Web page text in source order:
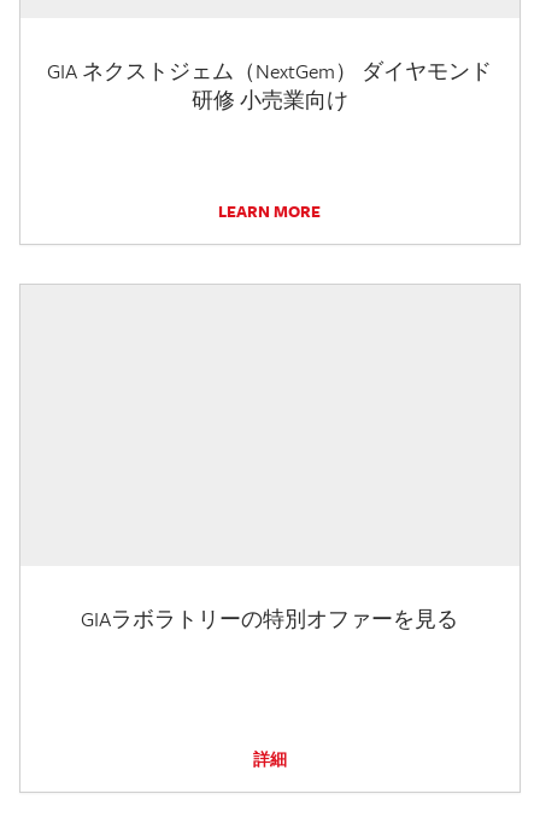
GIA ネクストジェム（NextGem） ダイヤモンド
研修 小売業向け
LEARN MORE
GIAラボラトリーの特別オファーを見る
詳細